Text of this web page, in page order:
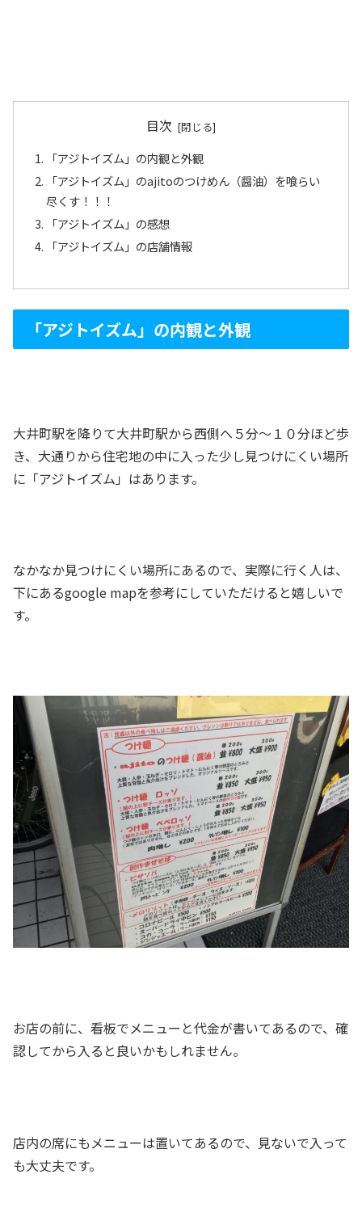
目次
「アジトイズム」の内観と外観
「アジトイズム」のajitoのつけめん（醤油）を喰らい
尽くす！！！
「アジトイズム」の感想
「アジトイズム」の店舗情報
「アジトイズム」の内観と外観
大井町駅を降りて大井町駅から西側へ５分～１０分ほど歩
き、大通りから住宅地の中に入った少し見つけにくい場所
に「アジトイズム」はあります。
なかなか見つけにくい場所にあるので、実際に行く人は、
下にあるgoogle mapを参考にしていただけると嬉しいで
す。
お店の前に、看板でメニューと代金が書いてあるので、確
認してから入ると良いかもしれません。
店内の席にもメニューは置いてあるので、見ないで入って
も大丈夫です。